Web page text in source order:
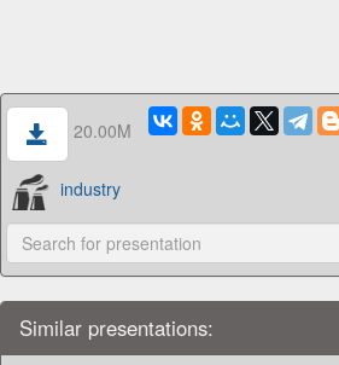
20.00M
industry
Similar presentations: